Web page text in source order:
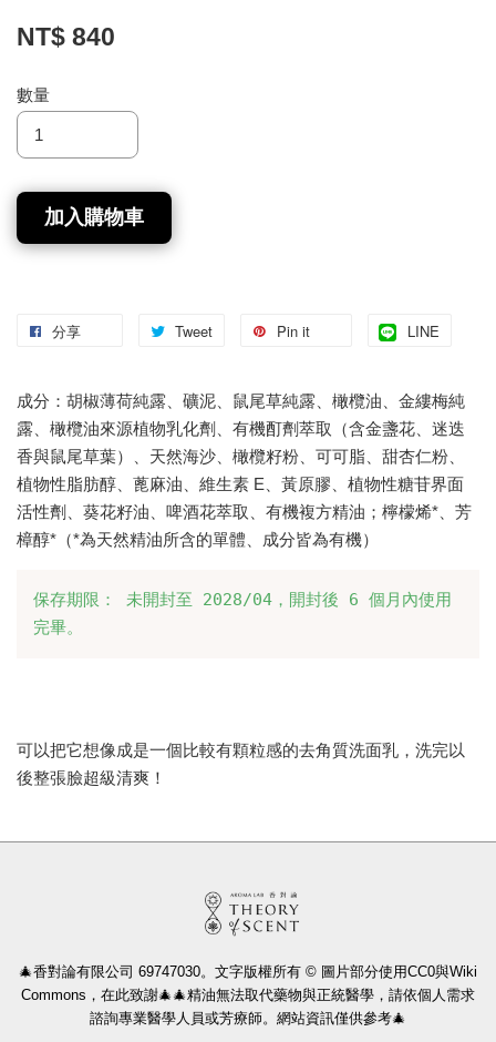
NT$ 840
數量
加入購物車
分享 Tweet Pin it LINE
成分：胡椒薄荷純露、礦泥、鼠尾草純露、橄欖油、金縷梅純
露、橄欖油來源植物乳化劑、有機酊劑萃取（含金盞花、迷迭
香與鼠尾草葉）、天然海沙、橄欖籽粉、可可脂、甜杏仁粉、
植物性脂肪醇、蓖麻油、維生素 E、黃原膠、植物性糖苷界面
活性劑、葵花籽油、啤酒花萃取、有機複方精油；檸檬烯*、芳
樟醇*（*為天然精油所含的單體、成分皆為有機）
保存期限： 未開封至 2028/04，開封後 6 個月內使用
完畢。
可以把它想像成是一個比較有顆粒感的去角質洗面乳，洗完以
後整張臉超級清爽！
🎄香對論有限公司 69747030。文字版權所有 © 圖片部分使用CC0與Wiki
Commons，在此致謝🎄🎄精油無法取代藥物與正統醫學，請依個人需求
諮詢專業醫學人員或芳療師。網站資訊僅供參考🎄